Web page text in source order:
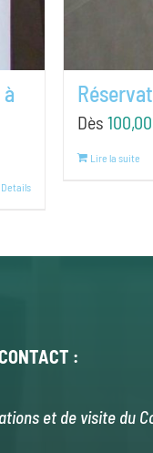
Details
Dès 100,00
Lire la suite
:
et de visite du